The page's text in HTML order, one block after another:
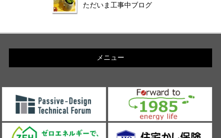
ただいま工事中ブログ
メニュー